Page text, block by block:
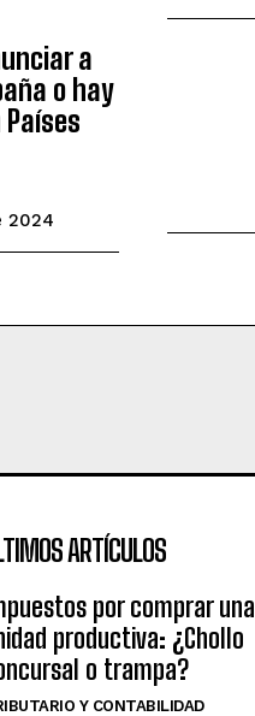
a
o hay
2024
ARTÍCULOS
por comprar una
productiva: ¿Chollo
o trampa?
Y CONTABILIDAD